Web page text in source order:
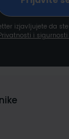
izjavljujete da
i